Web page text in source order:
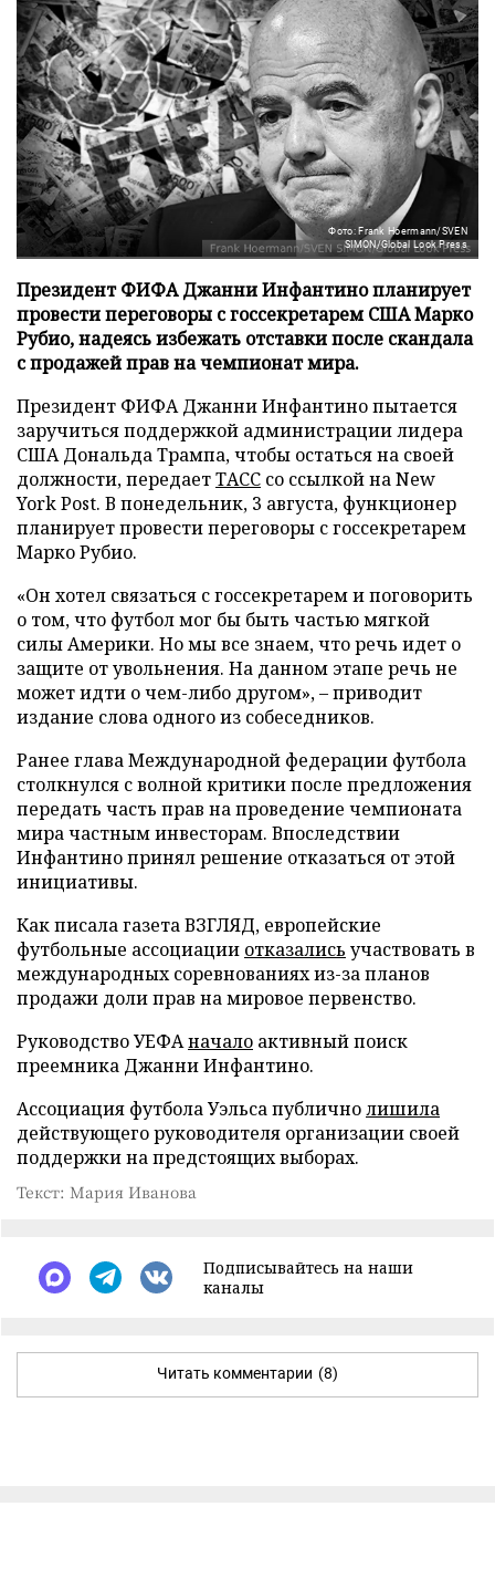
Фото: Frank Hoermann/SVEN
SIMON/Global Look Press
Президент ФИФА Джанни Инфантино планирует
провести переговоры с госсекретарем США Марко
Рубио, надеясь избежать отставки после скандала
с продажей прав на чемпионат мира.
Президент ФИФА Джанни Инфантино пытается
заручиться поддержкой администрации лидера
США Дональда Трампа, чтобы остаться на своей
должности, передаетТАСС со ссылкой на New
York Post. В понедельник, 3 августа, функционер
планирует провести переговоры с госсекретарем
Марко Рубио.
«Он хотел связаться с госсекретарем и поговорить
о том, что футбол мог бы быть частью мягкой
силы Америки. Но мы все знаем, что речь идет о
защите от увольнения. На данном этапе речь не
может идти о чем-либо другом», – приводит
издание слова одного из собеседников.
Ранее глава Международной федерации футбола
столкнулся с волной критики после предложения
передать часть прав на проведение чемпионата
мира частным инвесторам. Впоследствии
Инфантино принял решение отказаться от этой
инициативы.
Как писала газета ВЗГЛЯД, европейские
футбольные ассоциации отказались участвовать в
международных соревнованиях из-за планов
продажи доли прав на мировое первенство.
Руководство УЕФАначало активный поиск
преемника Джанни Инфантино.
Ассоциация футбола Уэльса публичнолишила
действующего руководителя организации своей
поддержки на предстоящих выборах.
Текст: Мария Иванова
Подписывайтесь на наши
каналы
Читать комментарии (8)